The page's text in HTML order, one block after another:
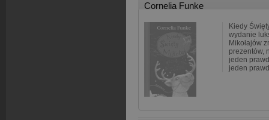
Cornelia Funke
Kiedy
wydanie
Mikołajów
prezentów,
jeden
jeden